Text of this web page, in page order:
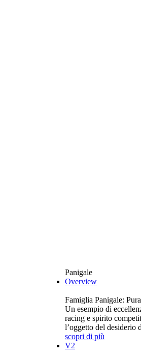
Panigale
Overview
Famiglia Panigale:
Un esempio di
racing e spirito
l’oggetto del desiderio
scopri di più
V2